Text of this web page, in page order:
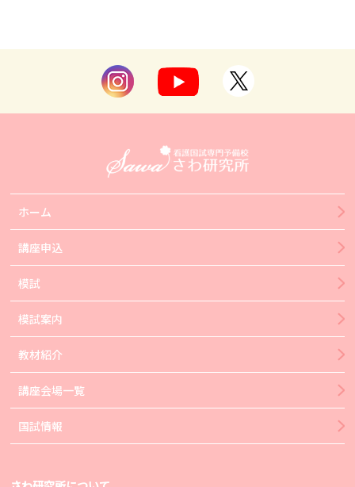
ホーム
講座申込
模試
模試案内
教材紹介
講座会場一覧
国試情報